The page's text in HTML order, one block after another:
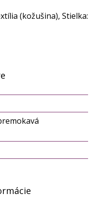
(kožušina), Stielka: